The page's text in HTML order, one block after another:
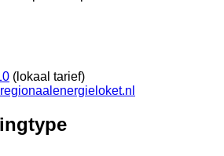
(lokaal tarief)